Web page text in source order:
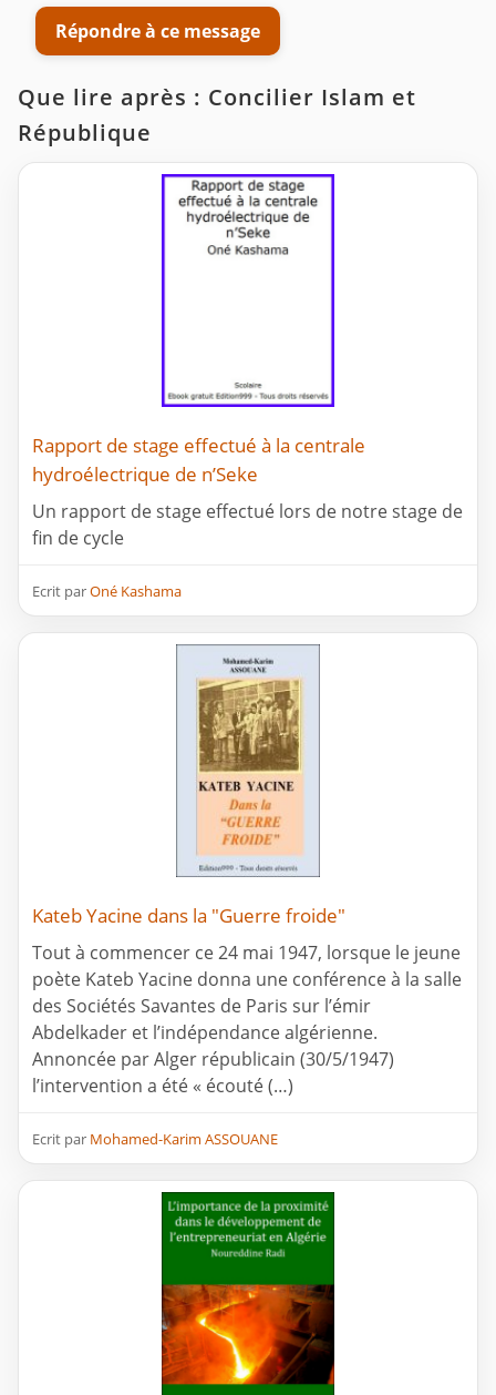
Répondre à ce message
Que lire après : Concilier Islam et
République
Rapport de stage effectué à la centrale
hydroélectrique de n’Seke
Un rapport de stage effectué lors de notre stage de
fin de cycle
Ecrit parOné Kashama
Kateb Yacine dans la "Guerre froide"
Tout à commencer ce 24 mai 1947, lorsque le jeune
poète Kateb Yacine donna une conférence à la salle
des Sociétés Savantes de Paris sur l’émir
Abdelkader et l’indépendance algérienne.
Annoncée par Alger républicain (30/5/1947)
l’intervention a été « écouté (…)
Ecrit par Mohamed-Karim ASSOUANE